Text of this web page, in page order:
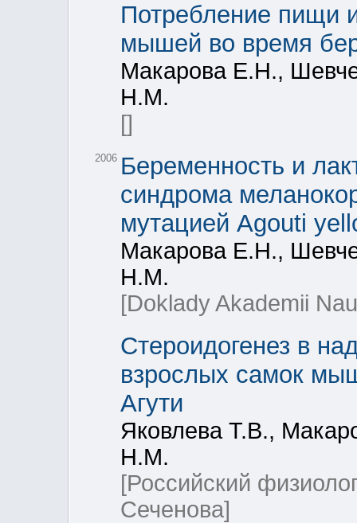
Потребление пищи
мышей во время
Макарова Е.Н.,
Н.М.
[]
2006 Беременность и
синдрома
мутацией Agouti
Макарова Е.Н.,
Н.М.
[Doklady Akademii
Стероидогенез в
взрослых самок
Агути
Яковлева Т.В.,
Н.М.
[Российский
Сеченова]